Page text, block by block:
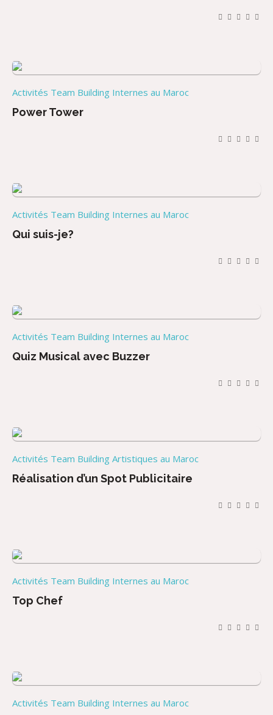
Activités Team Building Internes au Maroc
Power Tower
Activités Team Building Internes au Maroc
Qui suis-je?
Activités Team Building Internes au Maroc
Quiz Musical avec Buzzer
Activités Team Building Artistiques au Maroc
Réalisation d’un Spot Publicitaire
Activités Team Building Internes au Maroc
Top Chef
Activités Team Building Internes au Maroc